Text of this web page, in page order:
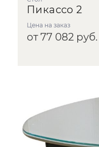
Пикассо 2
Цена на заказ
от 77 082 руб.